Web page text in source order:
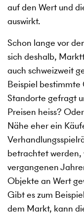
auf den Wert und
auswirkt.
Schon lange vor
sich deshalb,
auch schweizweit
Beispiel
Standorte gefragt
Preisen heiss?
Nähe eher ein
betrachtet werden,
vergangenen
Objekte an Wert
Gibt es zum
dem Markt, kann